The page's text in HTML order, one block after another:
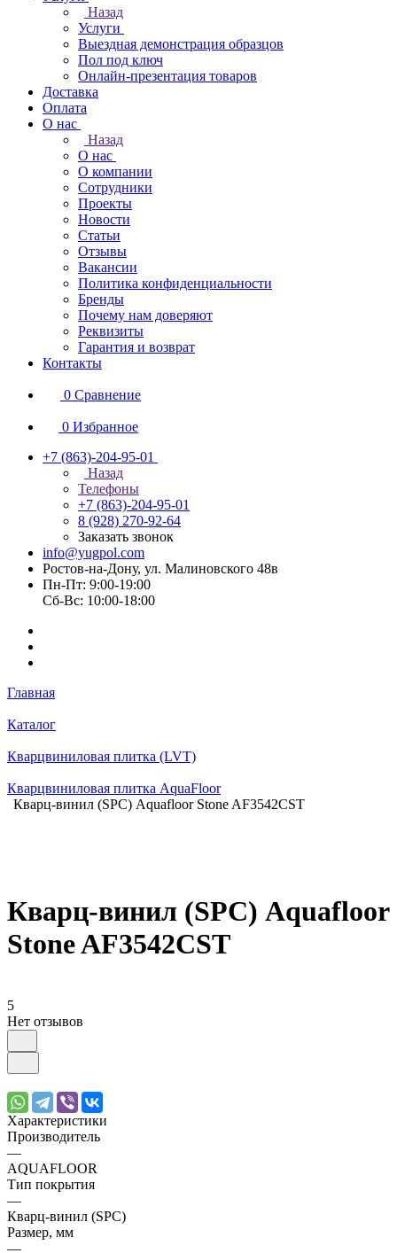
Назад
Услуги
Выездная демонстрация образцов
Пол под ключ
Онлайн-презентация товаров
Доставка
Оплата
О нас
Назад
О нас
О компании
Сотрудники
Проекты
Новости
Статьи
Отзывы
Вакансии
Политика конфиденциальности
Бренды
Почему нам доверяют
Реквизиты
Гарантия и возврат
Контакты
0 Сравнение
0 Избранное
+7 (863)-204-95-01
Назад
Телефоны
+7 (863)-204-95-01
8 (928) 270-92-64
Заказать звонок
info@yugpol.com
Ростов-на-Дону, ул. Малиновского 48в
Пн-Пт: 9:00-19:00
Cб-Вс: 10:00-18:00
Главная
Каталог
Кварцвиниловая плитка (LVT)
Кварцвиниловая плитка AquaFloor
Кварц-винил (SPC) Aquafloor Stone AF3542CST
Кварц-винил (SPC) Aquafloor
Stone AF3542CST
5
Нет отзывов
Характеристики
Производитель
—
AQUAFLOOR
Тип покрытия
—
Кварц-винил (SPC)
Размер, мм
—